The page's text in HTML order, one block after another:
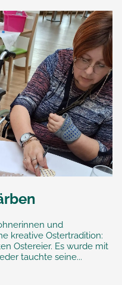
und
kreative Ostertradition:
Ostereier. Es wurde mit
tauchte seine...